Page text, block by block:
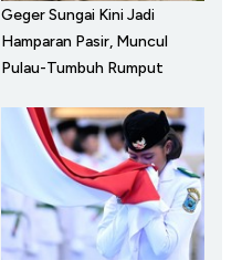
Geger Sungai Kini Jadi
Hamparan Pasir, Muncul
Pulau-Tumbuh Rumput